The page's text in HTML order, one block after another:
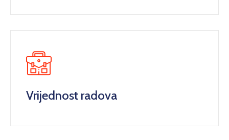
Vrijednost radova